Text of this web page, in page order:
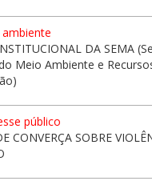
DA SEMA
Meio Ambiente e
público
CONVERÇA SOBRE